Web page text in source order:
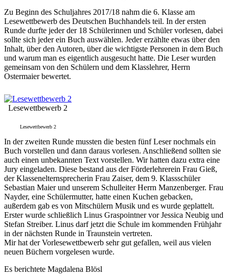
Zu Beginn des Schuljahres 2017/18 nahm die 6. Klasse am
Lesewettbewerb des Deutschen Buchhandels teil. In der ersten
Runde durfte jeder der 18 Schülerinnen und Schüler vorlesen, dabei
sollte sich jeder ein Buch auswählen. Jeder erzählte etwas über den
Inhalt, über den Autoren, über die wichtigste Personen in dem Buch
und warum man es eigentlich ausgesucht hatte. Die Leser wurden
gemeinsam von den Schülern und dem Klasslehrer, Herrn
Ostermaier bewertet.
Lesewettbewerb 2
Lesewettbewerb 2
In der zweiten Runde mussten die besten fünf Leser nochmals ein
Buch vorstellen und dann daraus vorlesen. Anschließend sollten sie
auch einen unbekannten Text vorstellen. Wir hatten dazu extra eine
Jury eingeladen. Diese bestand aus der Förderlehrerein Frau Gieß,
der Klassenelternsprecherin Frau Zaiser, dem 9. Klassschüler
Sebastian Maier und unserem Schulleiter Herrn Manzenberger. Frau
Nayder, eine Schülermutter, hatte einen Kuchen gebacken,
außerdem gab es von Mitschülern Musik und es wurde geplattelt.
Erster wurde schließlich Linus Graspointner vor Jessica Neubig und
Stefan Streiber. Linus darf jetzt die Schule im kommenden Frühjahr
in der nächsten Runde in Traunstein vertreten.
Mir hat der Vorlesewettbewerb sehr gut gefallen, weil aus vielen
neuen Büchern vorgelesen wurde.
Es berichtete Magdalena Blösl